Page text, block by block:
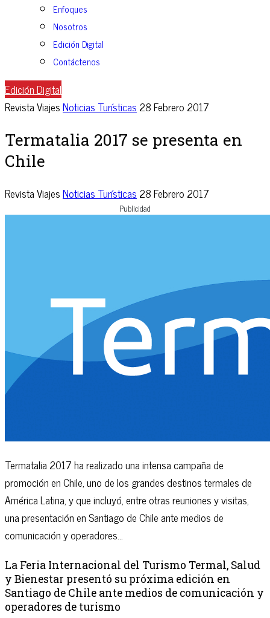
Enfoques
Nosotros
Edición Digital
Contáctenos
Edición Digital
Revista ViajesNoticias Turísticas 28 Febrero 2017
Termatalia 2017 se presenta en
Chile
Revista ViajesNoticias Turísticas 28 Febrero 2017
Publicidad
Termatalia 2017 ha realizado una intensa campaña de
promoción en Chile, uno de los grandes destinos termales de
América Latina, y que incluyó, entre otras reuniones y visitas,
una presentación en Santiago de Chile ante medios de
comunicación y operadores...
La Feria Internacional del Turismo Termal, Salud
y Bienestar presentó su próxima edición en
Santiago de Chile ante medios de comunicación y
operadores de turismo